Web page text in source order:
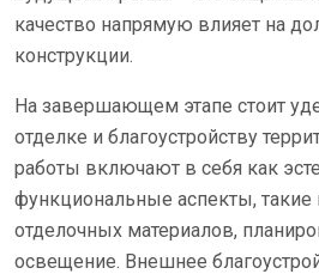
качество напрямую влияет на
конструкции.
На завершающем этапе стоит
отделке и благоустройству
работы включают в себя как
функциональные аспекты,
отделочных материалов,
освещение. Внешнее